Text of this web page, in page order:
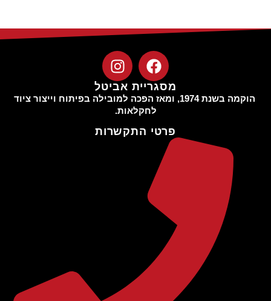
מסגריית אביטל
הוקמה בשנת 1974, ומאז הפכה למובילה בפיתוח וייצור ציוד
לחקלאות.
פרטי התקשרות